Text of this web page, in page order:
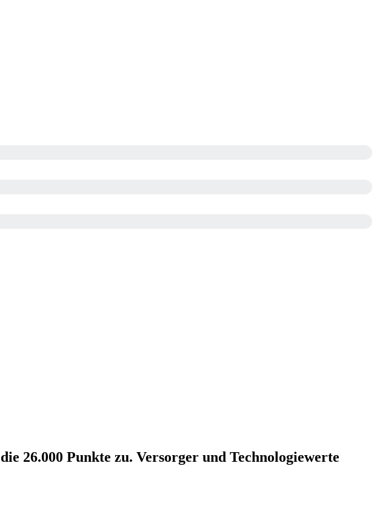
26.000 Punkte zu. Versorger und Technologiewerte